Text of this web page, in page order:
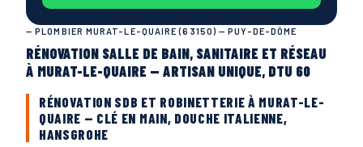
— PLOMBIER MURAT-LE-QUAIRE (63150) — PUY-DE-DÔME
RÉNOVATION SALLE DE BAIN, SANITAIRE ET RÉSEAU
À MURAT-LE-QUAIRE — ARTISAN UNIQUE, DTU 60
RÉNOVATION SDB ET ROBINETTERIE À MURAT-LE-
QUAIRE — CLÉ EN MAIN, DOUCHE ITALIENNE,
HANSGROHE